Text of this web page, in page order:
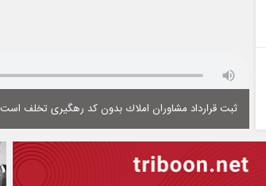
ثبت قرارداد مشاوران املاك بدون كد رهگیری تخلف است